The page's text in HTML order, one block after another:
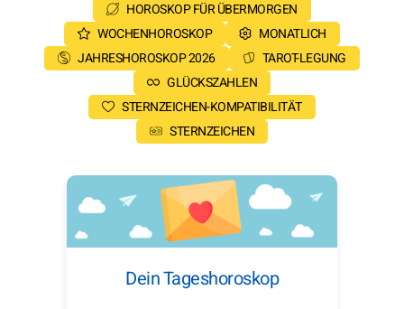
HOROSKOP FÜR ÜBERMORGEN
WOCHENHOROSKOP
MONATLICH
JAHRESHOROSKOP 2026
TAROT-LEGUNG
GLÜCKSZAHLEN
STERNZEICHEN-KOMPATIBILITÄT
STERNZEICHEN
Dein Tageshoroskop